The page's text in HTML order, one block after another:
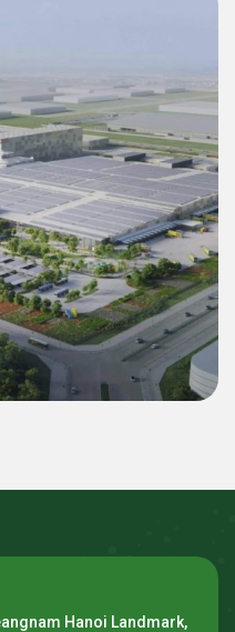
Xanh 55 MWp
Cho Siêu Nhà
2
Hanoi Landmark,